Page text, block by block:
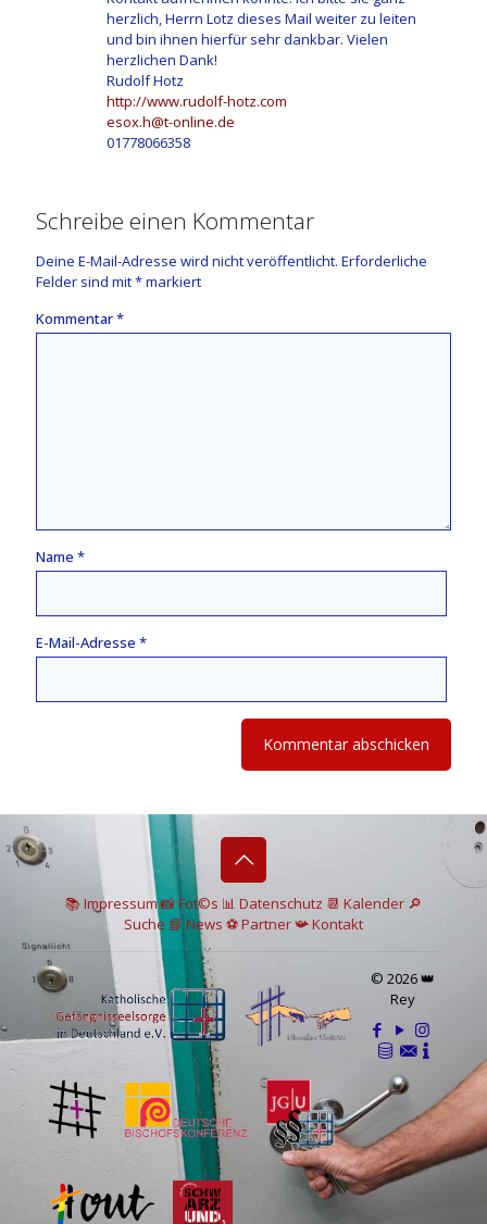
herzlich, Herrn Lotz dieses Mail weiter zu leiten
und bin ihnen hierfür sehr dankbar. Vielen
herzlichen Dank!
Rudolf Hotz
http://www.rudolf-hotz.com
esox.h@t-online.de
01778066358
Schreibe einen Kommentar
Deine E-Mail-Adresse wird nicht veröffentlicht. Erforderliche
Felder sind mit*markiert
Kommentar*
Name *
E-Mail-Adresse *
📚 Impressum📸Fot©s 📊 Datenschutz 📆 Kalender 🔎
Suche 📘 News ⚽Partner📯Kontakt
© 2026 👑
Rey